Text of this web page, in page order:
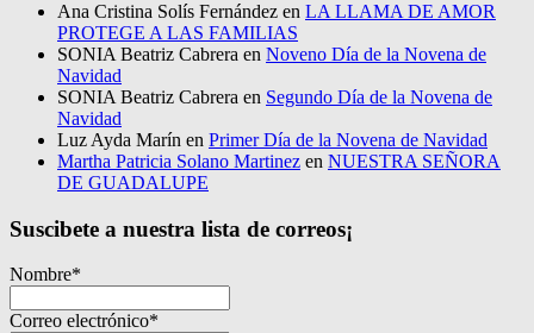
Ana Cristina Solís Fernández en LA LLAMA DE AMOR
PROTEGE A LAS FAMILIAS
SONIA Beatriz Cabrera en Noveno Día de la Novena de
Navidad
SONIA Beatriz Cabrera en Segundo Día de la Novena de
Navidad
Luz Ayda Marín en Primer Día de la Novena de Navidad
Martha Patricia Solano Martinez en NUESTRA SEÑORA
DE GUADALUPE
Suscibete a nuestra lista de correos¡
Nombre*
Correo electrónico*